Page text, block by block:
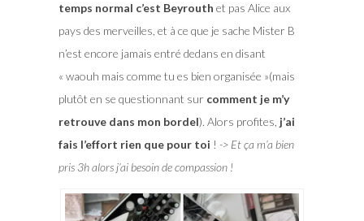
temps normal c’est Beyrouth et pas Alice aux
pays des merveilles, et à ce que je sache Mister B
n’est encore jamais entré dedans en disant
« waouh mais comme tu es bien organisée »(mais
plutôt en se questionnant surcomment je m’y
retrouve dans mon bordel). Alors profites, j’ai
fais l’effort rien que pour toi ! -> Et ça m’a bien
pris 3h alors j’ai besoin de compassion !